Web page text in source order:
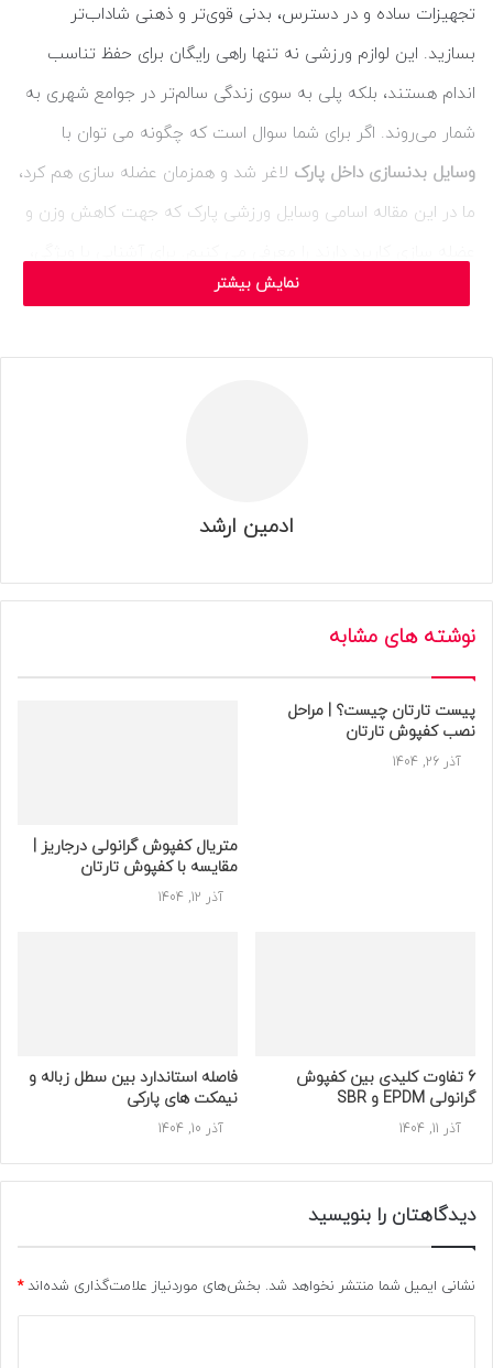
تجهیزات ساده و در دسترس، بدنی قوی‌تر و ذهنی شاداب‌تر
بسازید. این لوازم ورزشی نه تنها راهی رایگان برای حفظ تناسب
اندام هستند، بلکه پلی به سوی زندگی سالم‌تر در جوامع شهری به
شمار می‌روند. اگر برای شما سوال است که چگونه می توان با
وسایل بدنسازی داخل پارک لاغر شد و همزمان عضله سازی هم کرد،
ما در این مقاله اسامی وسایل ورزشی پارک که جهت کاهش وزن و
ساختار، کاربردها و طریقه استفاده از لوازم ورزشی پارکی تا انتهای
لیست قیمت لوازم ورزشی پارکی
انواع لوازم ورزشی پارکی
در 3 دسته کلی قرار می گیرند: وسایل ورزشی هوازی، قدرتی و
نمایش بیشتر
ادمین ارشد
نوشته های مشابه
پیست تارتان چیست؟ | مراحل
نصب کفپوش تارتان
آذر 26, 1404
متریال کفپوش گرانولی درجاریز |
مقایسه با کفپوش تارتان
آذر 12, 1404
6 تفاوت کلیدی بین کفپوش
گرانولی EPDM و SBR
آذر 11, 1404
فاصله استاندارد بین سطل زباله و
نیمکت های پارکی
آذر 10, 1404
دیدگاهتان را بنویسید
نشانی ایمیل شما منتشر نخواهد شد. بخش‌های موردنیاز علامت‌گذاری شده‌اند*